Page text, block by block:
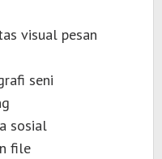
visual pesan
seni
sosial
file